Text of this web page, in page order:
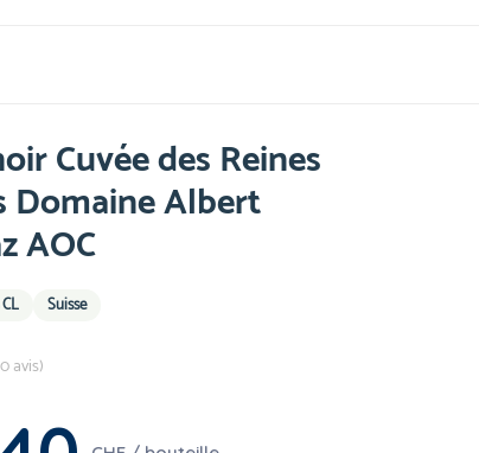
Cuvée des Reines
Domaine Albert
AOC
Suisse
avis)